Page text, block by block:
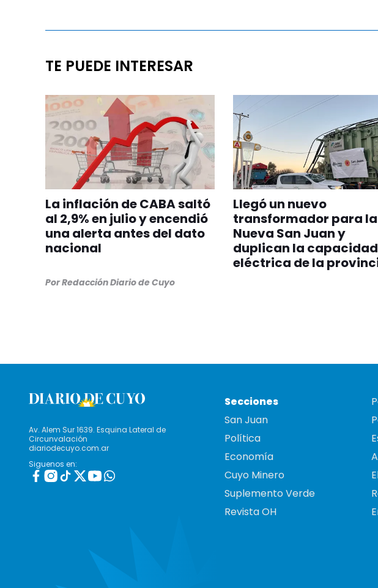
TE PUEDE INTERESAR
La inflación de CABA saltó
al 2,9% en julio y encendió
una alerta antes del dato
nacional
PorRedacción Diario de Cuyo
Llegó un nuevo
transformador para la
Nueva San Juan y
duplican la capacidad
eléctrica de la
Av. Alem Sur 1639. Esquina Lateral de
Circunvalación
diariodecuyo.com.ar
Siguenos en:
Secciones
San Juan
Política
Economía
Cuyo Minero
Suplemento Verde
Revista OH